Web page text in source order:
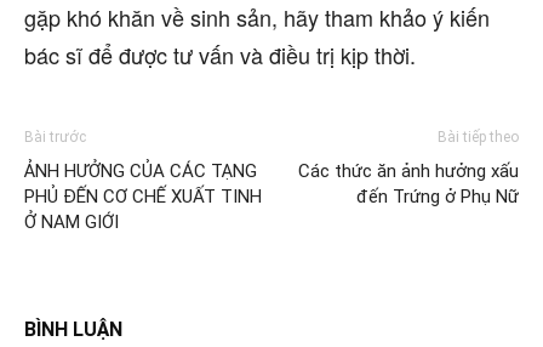
gặp khó khăn về sinh sản, hãy tham khảo ý kiến
bác sĩ để được tư vấn và điều trị kịp thời.
Bài trước
ẢNH HƯỞNG CỦA CÁC TẠNG
PHỦ ĐẾN CƠ CHẾ XUẤT TINH
Ở NAM GIỚI
Bài tiếp theo
Các thức ăn ảnh hưởng xấu
đến Trứng ở Phụ Nữ
BÌNH LUẬN